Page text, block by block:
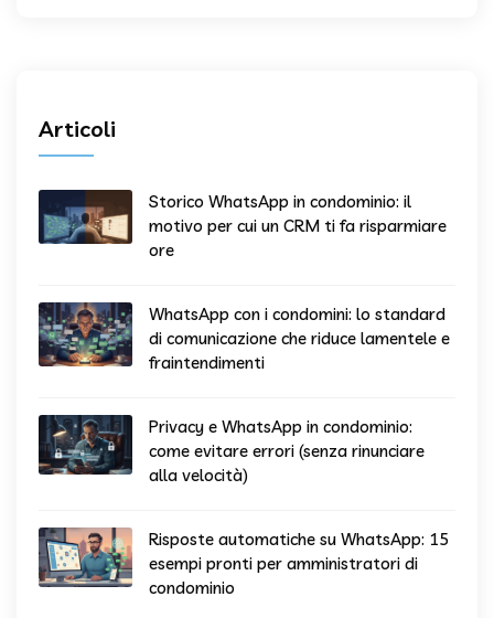
Articoli
Storico WhatsApp in condominio: il
motivo per cui un CRM ti fa risparmiare
ore
WhatsApp con i condomini: lo standard
di comunicazione che riduce lamentele e
fraintendimenti
Privacy e WhatsApp in condominio:
come evitare errori (senza rinunciare
alla velocità)
Risposte automatiche su WhatsApp: 15
esempi pronti per amministratori di
condominio